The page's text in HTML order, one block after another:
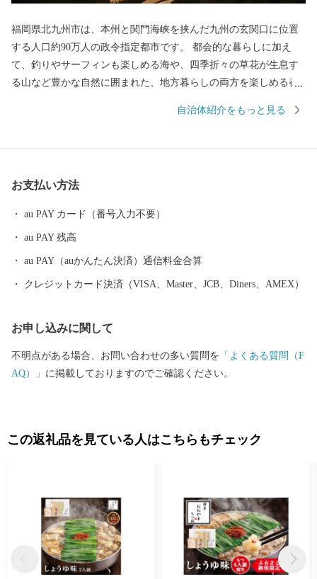
福岡県北九州市は、本州と関門海峡を挟んだ九州の玄関口に位置
する人口約90万人の政令指定都市です。 都会的な暮らしに加え
て、釣りやサーフィンも楽しめる海や、四季折々の草花が生息す
る山など豊かな自然に囲まれた、地方暮らしの両方を楽しめる都
明太子など本市ならではの返礼品に加え、黒毛和牛・ウナギ・カ
自治体紹介をもっと見る
お支払い方法
au PAY カード（番号入力不要）
au PAY 残高
au PAY（auかんたん決済）通信料金合算
クレジットカード決済（VISA、Master、JCB、Diners、AMEX）
お申し込みに関して
不明点がある場合、お問い合わせの多い質問を 「よくある質問（F
AQ）」 に掲載しておりますのでご確認ください。
この返礼品を見ている人はこちらもチェック